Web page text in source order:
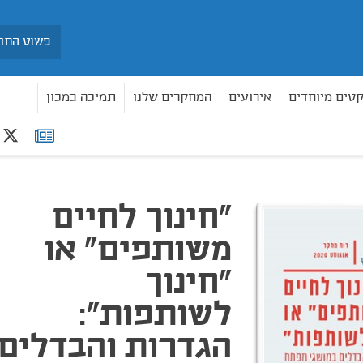
מיוחדים אירועים המחקרים שלנו תמיכה במכון
רשימת
תפוצה
לשותפות": הגדרות והבדלים במושגי מפתח בחינוך אזרחי עכשווי בישראל
"חינוך לחיים
משותפים" או
"חינוך
לשותפות":
הגדרות